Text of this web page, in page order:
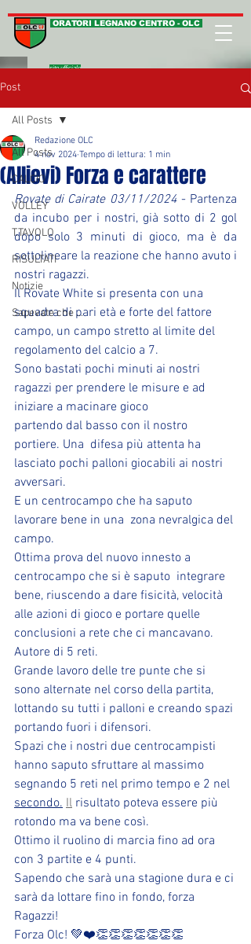
ORATORI LEGNANO CENTRO - OLC
sito ufficiale
Post
All Posts
CALCIO
VOLLEY
T.TAVOLO
RISULTATI
Notizie
Sapevate che ...
All Posts
(Allievi) Forza e carattere
Redazione OLC
4 nov 2024 Tempo di lettura: 1 min
Rovate di Cairate 03/11/2024 - Partenza
da incubo per i nostri, già sotto di 2 gol
dopo solo 3 minuti di gioco, ma è da
sottolineare la reazione che hanno avuto i
nostri ragazzi.
Il Rovate White si presenta con una
squadra di pari età e forte del fattore
campo, un campo stretto al limite del
regolamento del calcio a 7.
Sono bastati pochi minuti ai nostri
ragazzi per prendere le misure e ad
iniziare a macinare gioco
partendo dal basso con il nostro
portiere. Una  difesa più attenta ha
lasciato pochi palloni giocabili ai nostri
avversari.
E un centrocampo che ha saputo
lavorare bene in una  zona nevralgica del
campo.
Ottima prova del nuovo innesto a
centrocampo che si è saputo  integrare
bene, riuscendo a dare fisicità, velocità
alle azioni di gioco e portare quelle
conclusioni a rete che ci mancavano.
Autore di 5 reti.
Grande lavoro delle tre punte che si
sono alternate nel corso della partita,
lottando su tutti i palloni e creando spazi
portando fuori i difensori.
Spazi che i nostri due centrocampisti
hanno saputo sfruttare al massimo
segnando 5 reti nel primo tempo e 2 nel
secondo. Il risultato poteva essere più
rotondo ma va bene così.
Ottimo il ruolino di marcia fino ad ora
con 3 partite e 4 punti.
Sapendo che sarà una stagione dura e ci
sarà da lottare fino in fondo, forza
Ragazzi!
Forza Olc! 💚❤️👏👏👏👏👏👏👏